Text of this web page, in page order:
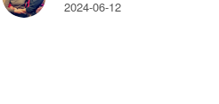
2024-06-12